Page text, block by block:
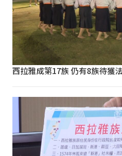
西拉雅成第17族 仍有8族待獲